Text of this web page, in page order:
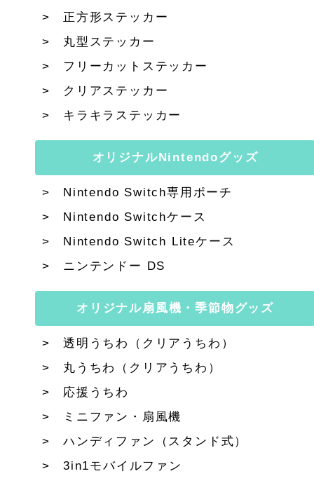
正方形ステッカー
丸型ステッカー
フリーカットステッカー
クリアステッカー
キラキラステッカー
オリジナルNintendoグッズ
Nintendo Switch専用ポーチ
Nintendo Switchケース
Nintendo Switch Liteケース
ニンテンドー DS
オリジナル扇風機・季節物グッズ
透明うちわ（クリアうちわ）
丸うちわ（クリアうちわ）
応援うちわ
ミニファン・扇風機
ハンディファン（スタンド式）
3in1モバイルファン